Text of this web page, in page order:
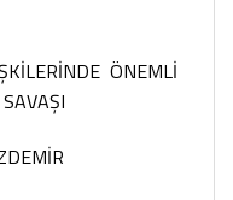
ÖNEMLİ